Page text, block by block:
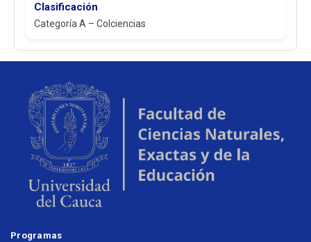
Clasificación
Categoría A – Colciencias
Programas